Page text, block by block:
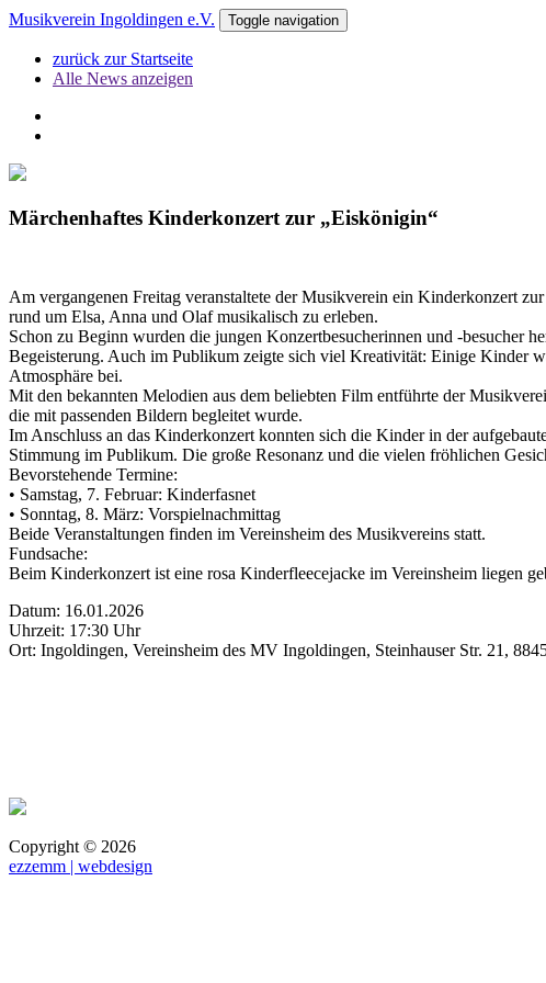
Musikverein Ingoldingen e.V. Toggle navigation
zurück zur Startseite
Alle News anzeigen
Märchenhaftes Kinderkonzert zur „Eiskönigin“
Am vergangenen Freitag veranstaltete der Musikverein ein Kinderkonzert
rund um Elsa, Anna und Olaf musikalisch zu erleben.
Schon zu Beginn wurden die jungen Konzertbesucherinnen und -besucher
Begeisterung. Auch im Publikum zeigte sich viel Kreativität: Einige Kinder
Atmosphäre bei.
Mit den bekannten Melodien aus dem beliebten Film entführte der
die mit passenden Bildern begleitet wurde.
Im Anschluss an das Kinderkonzert konnten sich die Kinder in der
Stimmung im Publikum. Die große Resonanz und die vielen fröhlichen
Bevorstehende Termine:
• Samstag, 7. Februar: Kinderfasnet
• Sonntag, 8. März: Vorspielnachmittag
Beide Veranstaltungen finden im Vereinsheim des Musikvereins statt.
Fundsache:
Beim Kinderkonzert ist eine rosa Kinderfleecejacke im Vereinsheim liegen
Datum: 16.01.2026
Uhrzeit: 17:30 Uhr
Ort: Ingoldingen, Vereinsheim des MV Ingoldingen, Steinhauser Str. 21,
Copyright © 2026
ezzemm | webdesign